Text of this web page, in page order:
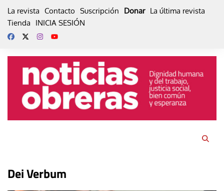
La revista Contacto Suscripción Donar La última revista
Tienda
INICIA SESIÓN
Dei Verbum